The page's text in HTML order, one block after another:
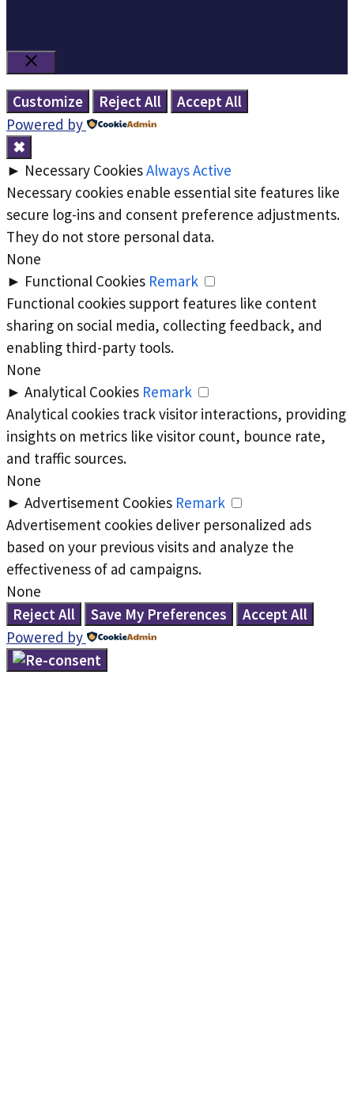
Close
Customize
Reject All
Accept All
Powered by
✖
► Necessary CookiesAlways Active
Necessary cookies enable essential site features like
secure log-ins and consent preference adjustments.
They do not store personal data.
None
► Functional Cookies Remark
Functional cookies support features like content
sharing on social media, collecting feedback, and
enabling third-party tools.
None
► Analytical Cookies Remark
Analytical cookies track visitor interactions, providing
insights on metrics like visitor count, bounce rate,
and traffic sources.
None
► Advertisement Cookies Remark
Advertisement cookies deliver personalized ads
based on your previous visits and analyze the
effectiveness of ad campaigns.
None
Reject All
Save My Preferences
Accept All
Powered by